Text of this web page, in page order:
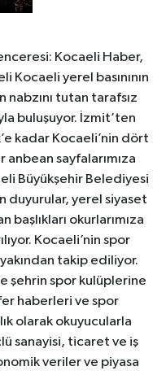
Kocaeli Haber,
Kocaeli yerel basınının
nabzını tutan tarafsız
buluşuyor. İzmit’ten
kadar Kocaeli’nin dört
anbean sayfalarımıza
Büyükşehir Belediyesi
yerel siyaset
başlıkları okurlarımıza
Kocaeli’nin spor
takip ediliyor.
şehrin spor kulüplerine
haberleri ve spor
olarak okuyucularla
sanayisi, ticaret ve iş
veriler ve piyasa